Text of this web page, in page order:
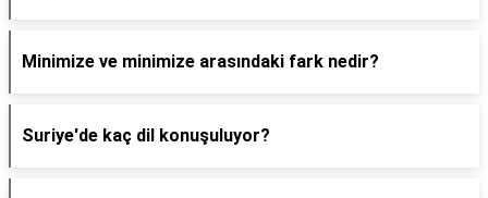
Minimize ve minimize arasındaki fark nedir?
Suriye'de kaç dil konuşuluyor?